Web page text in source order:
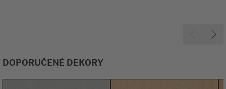
DOPORUČENÉ DEKORY